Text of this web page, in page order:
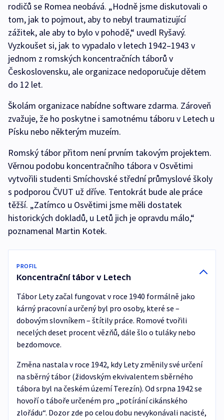
rodičů se Romea neobává. „Hodně jsme diskutovali o
tom, jak to pojmout, aby to nebyl traumatizující
zážitek, ale aby to bylo v pohodě,“ uvedl Ryšavý.
Vyzkoušet si, jak to vypadalo v letech 1942–1943 v
jednom z romských koncentračních táborů v
Československu, ale organizace nedoporučuje dětem
do 12 let.
Školám organizace nabídne software zdarma. Zároveň
zvažuje, že ho poskytne i samotnému táboru v Letech u
Písku nebo některým muzeím.
Romský tábor přitom není prvním takovým projektem.
Věrnou podobu koncentračního tábora v Osvětimi
vytvořili studenti Smíchovské střední průmyslové školy
s podporou ČVUT už dříve. Tentokrát bude ale práce
těžší. „Zatímco u Osvětimi jsme měli dostatek
historických dokladů, u Letů jich je opravdu málo,“
poznamenal Martin Kotek.
PROFIL
Koncentrační tábor v Letech
Tábor Lety začal fungovat v roce 1940 formálně jako
kárný pracovní a určený byl pro osoby, které se –
dobovým slovníkem – štítily práce. Romové tvořili
necelých deset procent vězňů, dále šlo o tuláky nebo
bezdomovce.
Změna nastala v roce 1942, kdy Lety změnily své určení
na sběrný tábor (židovským ekvivalentem sběrného
tábora byl na českém území Terezín). Od srpna 1942 se
hovoří o táboře určeném pro „potírání cikánského
zlořádu“. Dozor zde po celou dobu nevykonávali nacisté,